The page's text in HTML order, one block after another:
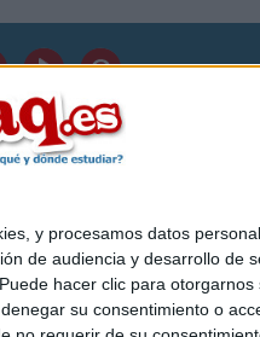
y procesamos datos
de audiencia y desarrollo de
hacer clic para
su consentimiento o
Contactar|Anúnciate
generales
47 - 28006 Madrid